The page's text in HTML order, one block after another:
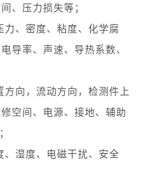
、压力损失等；
、密度、粘度、化学腐
导率、声速、导热系数、
向，流动方向，检测件上
空间、电源、接地、辅助
湿度、电磁干扰、安全